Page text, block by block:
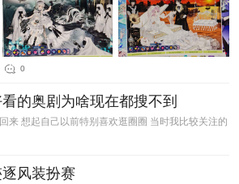
0
的奥剧为啥现在都搜不到
来 想起自己以前特别喜欢逛圈圈 当时我比较关注的
逐风装扮赛